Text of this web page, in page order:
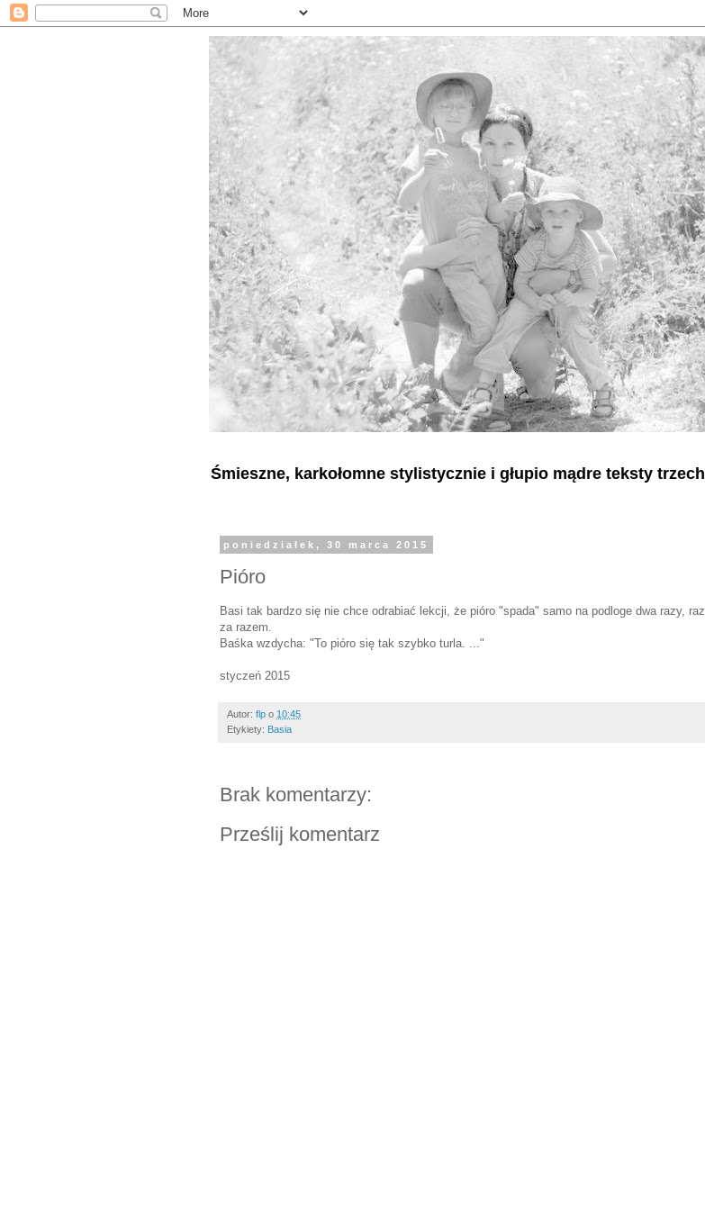
Śmieszne, karkołomne stylistycznie i głupio mądre teksty trzech
poniedziałek, 30 marca 2015
Pióro
Basi tak bardzo się nie chce odrabiać lekcji, że pióro "spada" samo na podloge dwa razy, raz
za razem.
Baśka wzdycha: "To pióro się tak szybko turla. ..."
styczeń 2015
Autor: flp o 10:45
Etykiety: Basia
Brak komentarzy:
Prześlij komentarz